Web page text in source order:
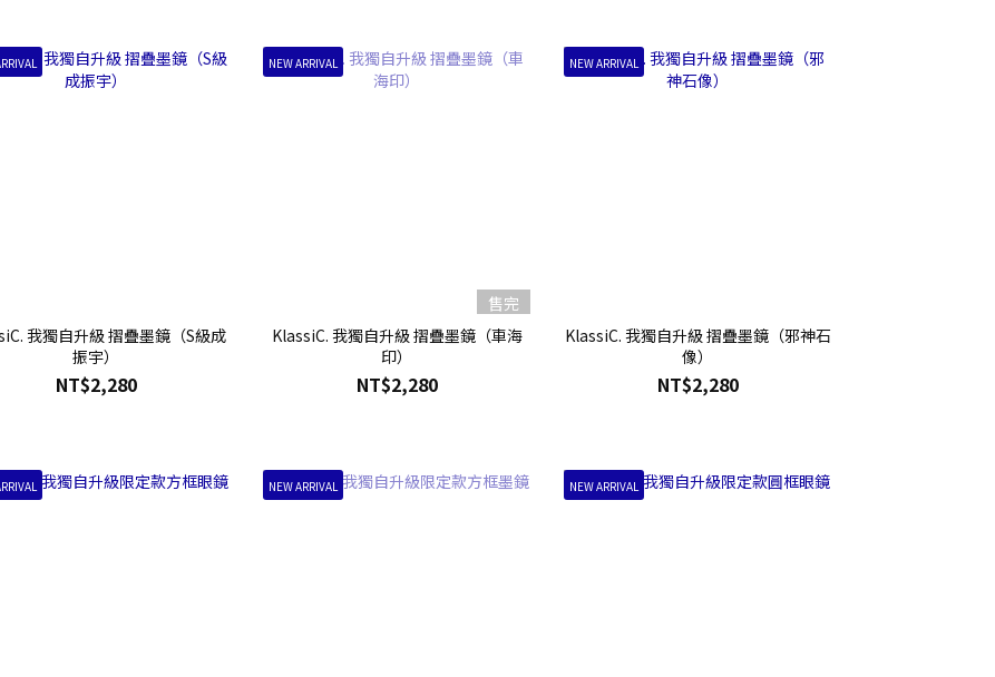
我獨自升級 摺疊墨鏡（S級成
振宇）
NT$2,280
NEW ARRIVAL
售完
KlassiC. 我獨自升級 摺疊墨鏡（車海
印）
NT$2,280
NEW ARRIVAL
KlassiC. 我獨自升級 摺疊墨鏡（邪神石
像）
NT$2,280
NEW ARRIVAL NEW ARRIVAL